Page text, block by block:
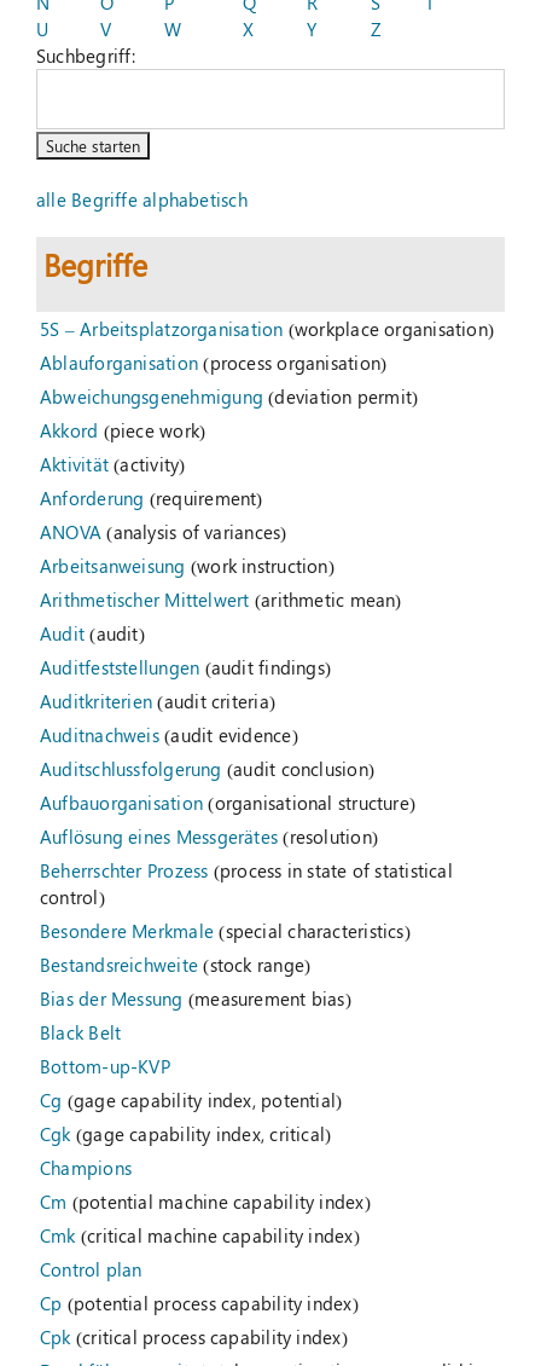
Suche
nach:
U
V W X Y
Z
Suchbegriff:
alle Begriffe alphabetisch
Begriffe
5S – Arbeitsplatzorganisation (workplace organisation)
Ablauforganisation (process organisation)
Abweichungsgenehmigung (deviation permit)
Akkord (piece work)
Aktivität (activity)
Anforderung (requirement)
ANOVA (analysis of variances)
Arbeitsanweisung (work instruction)
Arithmetischer Mittelwert (arithmetic mean)
Audit (audit)
Auditfeststellungen (audit findings)
Auditkriterien (audit criteria)
Auditnachweis(audit evidence)
Auditschlussfolgerung (audit conclusion)
Aufbauorganisation (organisational structure)
Auflösung eines Messgerätes (resolution)
Beherrschter Prozess (process in state of statistical
control)
Besondere Merkmale (special characteristics)
Bestandsreichweite (stock range)
Bias der Messung (measurement bias)
Black Belt
Bottom-up-KVP
Cg (gage capability index, potential)
Cgk(gage capability index, critical)
Champions
Cm (potential machine capability index)
Cmk(critical machine capability index)
Control plan
Cp (potential process capability index)
Cpk(critical process capability index)